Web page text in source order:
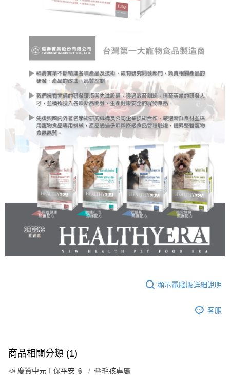
顯示電腦版詳細說明
客服
商品相關分類 (1)
📣 慶贊中元∣保平安 🏮 🐶毛孩專屬